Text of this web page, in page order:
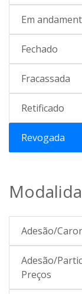
Em
Fechado
Fracassada
Retificado
Revogada
Adesão/
Adesão/
Preços